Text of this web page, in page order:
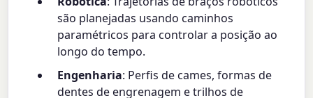
são planejadas usando caminhos
paramétricos para controlar a posição ao
longo do tempo.
Engenharia: Perfis de cames, formas de
dentes de engrenagem e trilhos de